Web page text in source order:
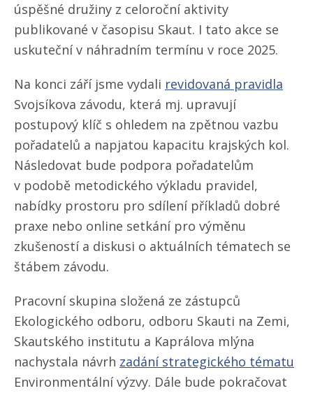
úspěšné družiny z celoroční aktivity
publikované v časopisu Skaut. I tato akce se
uskuteční v náhradním termínu v roce 2025.
Na konci září jsme vydali revidovaná pravidla
Svojsíkova závodu, která mj. upravují
postupový klíč s ohledem na zpětnou vazbu
pořadatelů a napjatou kapacitu krajských kol.
Následovat bude podpora pořadatelům
v podobě metodického výkladu pravidel,
nabídky prostoru pro sdílení příkladů dobré
praxe nebo online setkání pro výměnu
zkušeností a diskusi o aktuálních tématech se
štábem závodu.
Pracovní skupina složená ze zástupců
Ekologického odboru, odboru Skauti na Zemi,
Skautského institutu a Kaprálova mlýna
nachystala návrh zadání strategického tématu
Environmentální výzvy. Dále bude pokračovat